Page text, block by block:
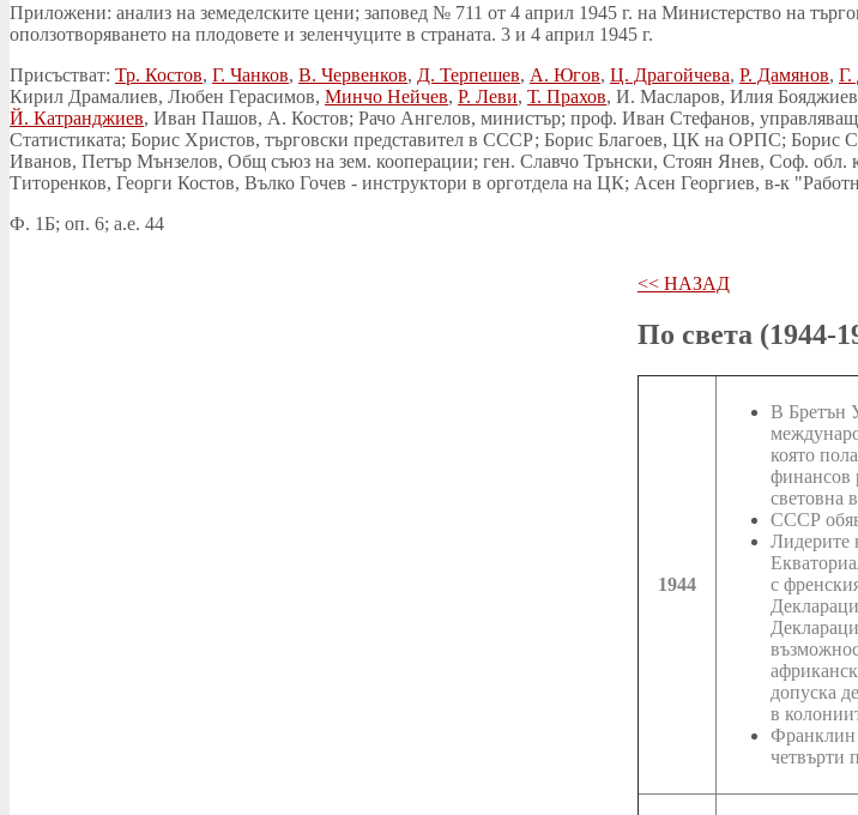
Приложени: анализ на земеделските цени; заповед № 711 от 4 април 1945 г. на Министерство на
оползотворяването на плодовете и зеленчуците в страната. 3 и 4 април 1945 г.
Присъстват: Тр. Костов, Г. Чанков, В. Червенков, Д. Терпешев, А. Югов, Ц. Драгойчева, Р. Дамянов, Г.
Кирил Драмалиев, Любен Герасимов, Минчо Нейчев, Р. Леви, Т. Прахов, И. Масларов, Илия
Й. Катранджиев, Иван Пашов, А. Костов; Рачо Ангелов, министър; проф. Иван Стефанов,
Статистиката; Борис Христов, търговски представител в СССР; Борис Благоев, ЦК на ОРПС;
Иванов, Петър Мънзелов, Общ съюз на зем. кооперации; ген. Славчо Трънски, Стоян Янев, Соф.
Титоренков, Георги Костов, Вълко Гочев - инструктори в орготдела на ЦК; Асен Георгиев, в-к
Ф. 1Б; оп. 6; а.е. 44
<< НАЗАД
По света (1944-
1944
В Бретън
която
финансов
световна
СССР
Лидерите
с
допуска
в
Франклин
четвърти